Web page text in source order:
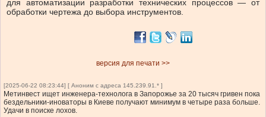
для автоматизации разработки технических процессов — от
обработки чертежа до выбора инструментов.
версия для печати >>
[2025-06-22 08:23:44] [ Аноним с адреса 145.239.91.* ]
Метинвест ищет инженера-технолога в Запорожье за 20 тысяч гривен пока
бездельники-иноваторы в Киеве получают минимум в четыре раза больше.
Удачи в поиске лохов.